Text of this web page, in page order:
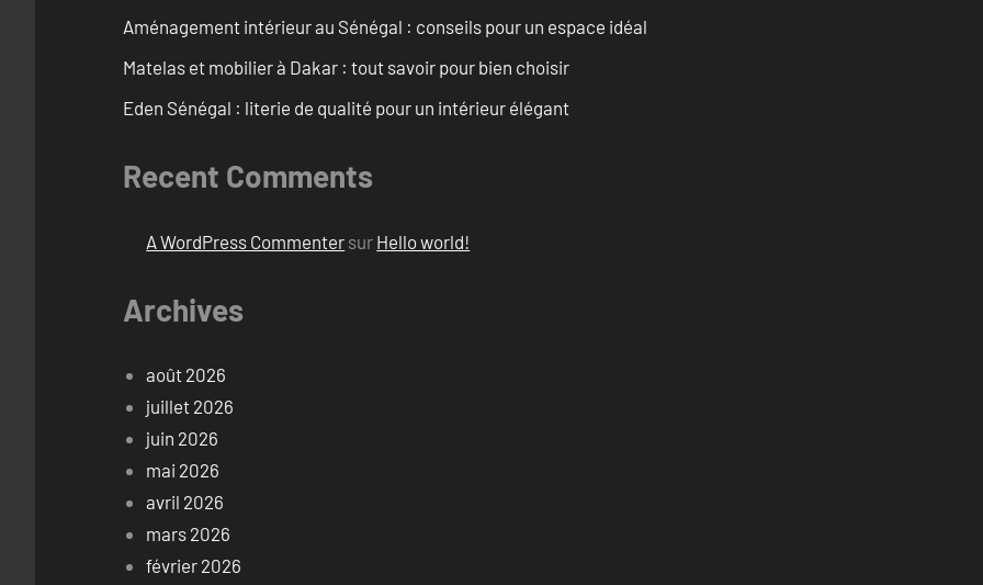
Aménagement intérieur au Sénégal : conseils pour un espace idéal
Matelas et mobilier à Dakar : tout savoir pour bien choisir
Eden Sénégal : literie de qualité pour un intérieur élégant
Recent Comments
A WordPress Commenter sur Hello world!
Archives
août 2026
juillet 2026
juin 2026
mai 2026
avril 2026
mars 2026
février 2026